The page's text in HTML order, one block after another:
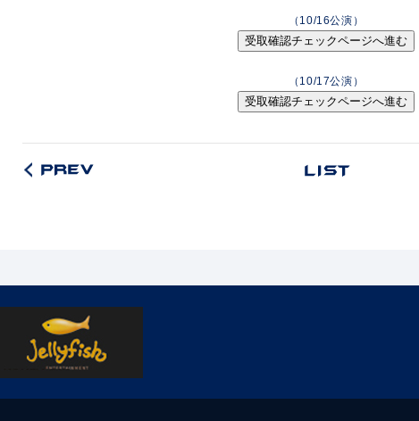
（10/16公演）
受取確認チェックページへ進む
（10/17公演）
受取確認チェックページへ進む